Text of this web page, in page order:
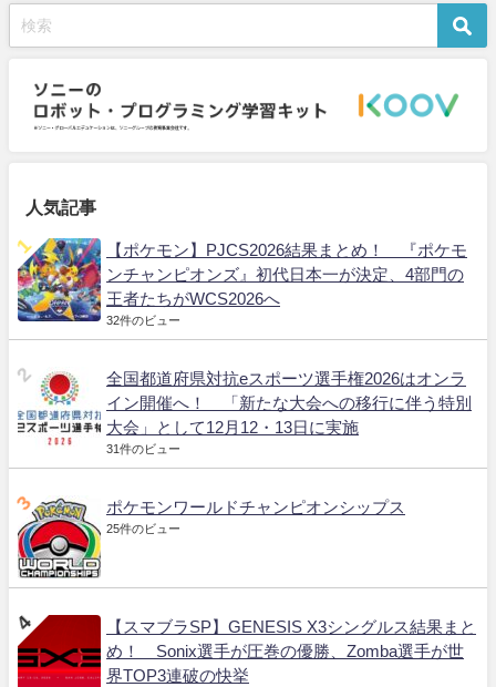
人気記事
【ポケモン】PJCS2026結果まとめ！ 『ポケモ
ンチャンピオンズ』初代日本一が決定、4部門の
王者たちがWCS2026へ
32件のビュー
全国都道府県対抗eスポーツ選手権2026はオンラ
イン開催へ！ 「新たな大会への移行に伴う特別
大会」として12月12・13日に実施
31件のビュー
ポケモンワールドチャンピオンシップス
25件のビュー
【スマブラSP】GENESIS X3シングルス結果まと
め！ Sonix選手が圧巻の優勝、Zomba選手が世
界TOP3連破の快挙